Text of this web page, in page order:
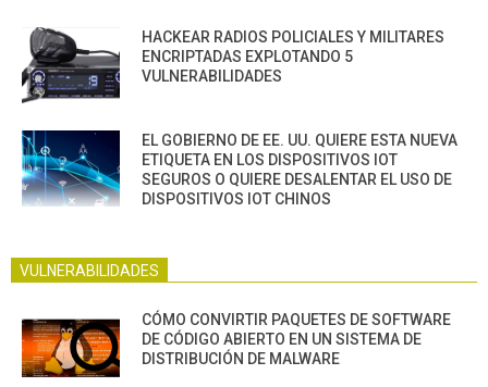
HACKEAR RADIOS POLICIALES Y MILITARES
ENCRIPTADAS EXPLOTANDO 5
VULNERABILIDADES
EL GOBIERNO DE EE. UU. QUIERE ESTA NUEVA
ETIQUETA EN LOS DISPOSITIVOS IOT
SEGUROS O QUIERE DESALENTAR EL USO DE
DISPOSITIVOS IOT CHINOS
VULNERABILIDADES
CÓMO CONVIRTIR PAQUETES DE SOFTWARE
DE CÓDIGO ABIERTO EN UN SISTEMA DE
DISTRIBUCIÓN DE MALWARE